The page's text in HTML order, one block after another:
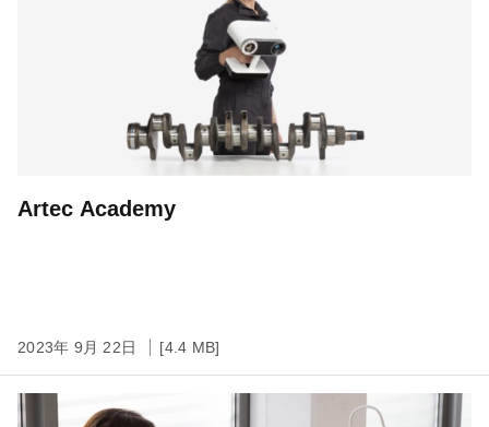
Artec Academy
2023年 9月 22日 [4.4 MB]